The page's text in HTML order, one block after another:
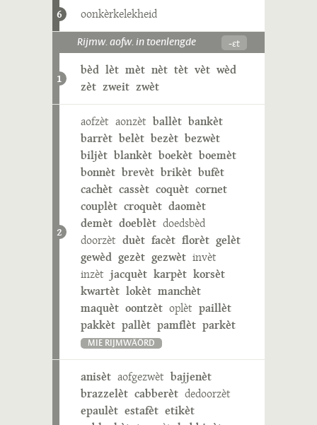
6 oonkèrkelekheid
Rijmw. aofw. in toenlengde -ɛt
1
bèd lèt mèt nèt tèt vèt wèd
zèt zweit zwèt
2
aofzèt aonzèt ballèt bankèt
barrèt belèt bezèt bezwèt
biljèt blankèt boekèt boemèt
bonnèt brevèt brikèt bufèt
cachèt cassèt coquèt cornet
couplèt croquèt daomèt
demèt doeblèt doedsbèd
doorzèt duèt facèt florèt gelèt
gewèd gezèt gezwèt invèt
inzèt jacquèt karpèt korsèt
kwartèt lokèt manchèt
maquèt oontzèt oplèt paillèt
pakkèt pallèt pamflèt parkèt
MIE RIJMWÄÖRD
anisèt aofgezwèt bajjenèt
brazzelèt cabberèt dedoorzèt
epaulèt estafèt etikèt